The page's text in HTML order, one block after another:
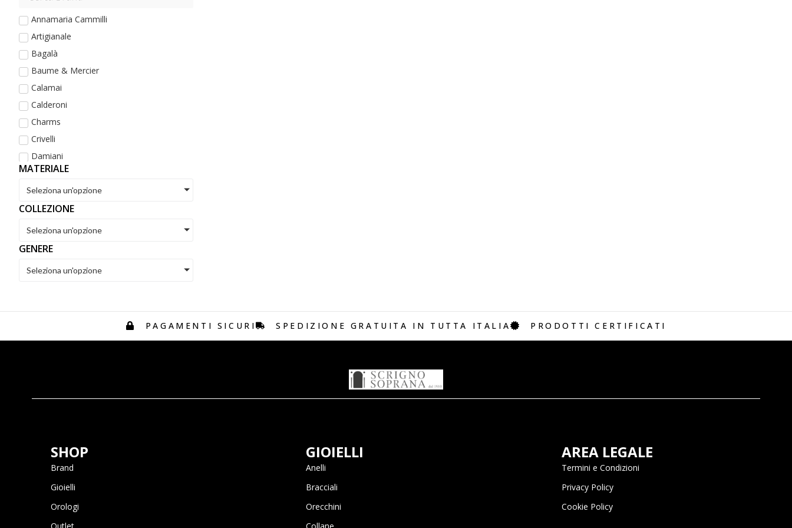
Annamaria Cammilli
Artigianale
Bagalà
Baume & Mercier
Calamai
Calderoni
Charms
Crivelli
Damiani
De Maria
Dezulian Gioielli
Dodo
Hirsch
Lj Roma 1962
Marco Bicego
Pesavento
Salvini
MATERIALE
Seleziona un'opzione
COLLEZIONE
Seleziona un'opzione
GENERE
Seleziona un'opzione
PAGAMENTI SICURI SPEDIZIONE GRATUITA IN TUTTA ITALIA PRODOTTI CERTIFICATI
SHOP
Brand
Gioielli
Orologi
Outlet
GIOIELLI
Anelli
Bracciali
Orecchini
Collane
AREA LEGALE
Termini e Condizioni
Privacy Policy
Cookie Policy